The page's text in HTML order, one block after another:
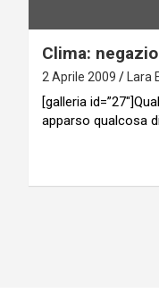
Clima:
2 Aprile 2009 Lara
[galleria
apparso qualcosa